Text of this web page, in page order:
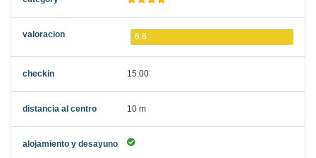
6.6
15:00
10 m